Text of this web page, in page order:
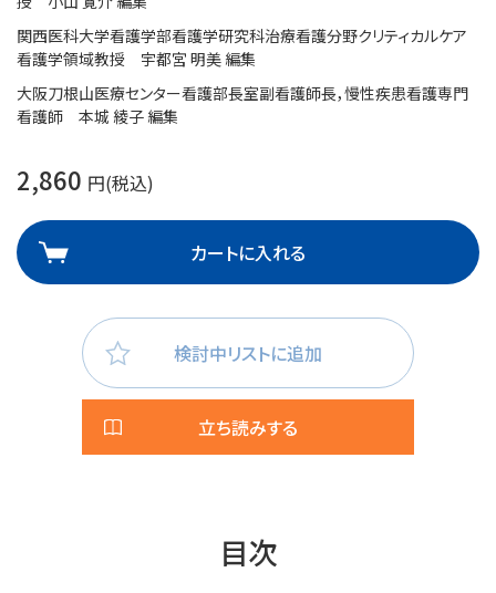
関西医科大学看護学部看護学研究科治療看護分野クリティカルケア
看護学領域教授 宇都宮 明美 編集
大阪刀根山医療センター看護部長室副看護師長，慢性疾患看護専門
看護師 本城 綾子 編集
2,860 円(税込)
カートに入れる
検討中リストに追加
立ち読みする
目次